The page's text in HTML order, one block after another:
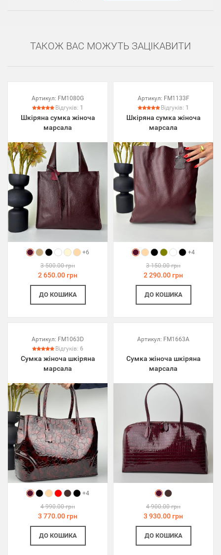
ТАКОЖ ВАС МОЖУТЬ ЗАЦІКАВИТИ
Артикул: FM1080G
Відгуків: 1
Шкіряна сумка жіноча
марсала
+6
3 500.00 грн
2 650.00 грн
ДО КОШИКА
Артикул: FM1133F
Відгуків: 1
Шкіряна сумка жіноча
марсала
+4
3 150.00 грн
2 290.00 грн
ДО КОШИКА
Артикул: FM1063D
Відгуків: 6
Сумка жіноча шкіряна
марсала
+4
4 990.00 грн
3 770.00 грн
ДО КОШИКА
Артикул: FM1663A
Сумка жіноча шкіряна
марсала
4 900.00 грн
3 930.00 грн
ДО КОШИКА